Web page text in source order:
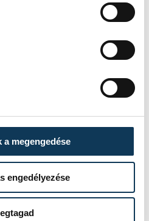
a megengedése
engedélyezése
és Balogh